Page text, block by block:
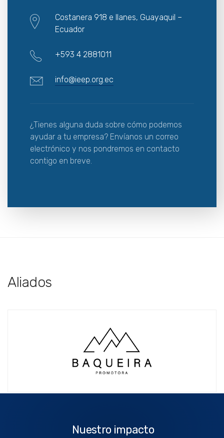
Costanera 918 e Ilanes, Guayaquil –
Ecuador
+593 4 2881011
info@ieep.org.ec
¿Tienes alguna duda sobre cómo podemos
ayudar a tu empresa? Envíanos un correo
electrónico y nos pondremos en contacto
contigo en breve.
Aliados
Nuestro impacto